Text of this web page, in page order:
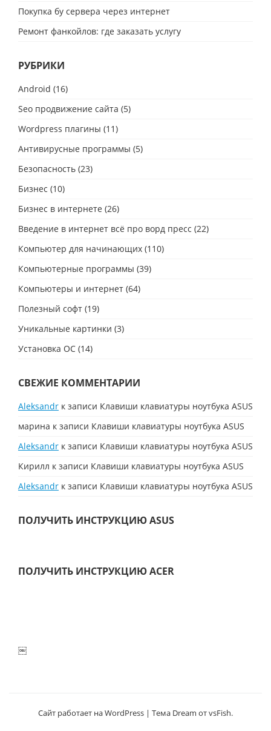
Покупка бу сервера через интернет
Ремонт фанкойлов: где заказать услугу
РУБРИКИ
Android (16)
Seo продвижение сайта (5)
Wordpress плагины (11)
Антивирусные программы (5)
Безопасность (23)
Бизнес (10)
Бизнес в интернете (26)
Введение в интернет всё про ворд пресс (22)
Компьютер для начинающих (110)
Компьютерные программы (39)
Компьютеры и интернет (64)
Полезный софт (19)
Уникальные картинки (3)
Установка ОС (14)
СВЕЖИЕ КОММЕНТАРИИ
Aleksandr к записи Клавиши клавиатуры ноутбука ASUS
марина к записи Клавиши клавиатуры ноутбука ASUS
Aleksandr к записи Клавиши клавиатуры ноутбука ASUS
Кирилл к записи Клавиши клавиатуры ноутбука ASUS
Aleksandr к записи Клавиши клавиатуры ноутбука ASUS
ПОЛУЧИТЬ ИНСТРУКЦИЮ ASUS
ПОЛУЧИТЬ ИНСТРУКЦИЮ ACER
￼
Сайт работает на WordPress | Тема Dream отvsFish.